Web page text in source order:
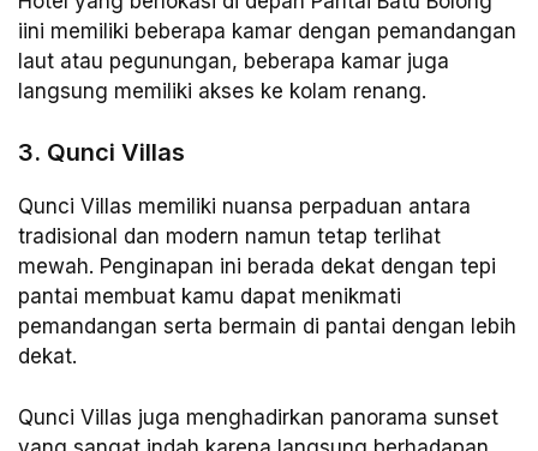
iini memiliki beberapa kamar dengan pemandangan
laut atau pegunungan, beberapa kamar juga
langsung memiliki akses ke kolam renang.
3. Qunci Villas
Qunci Villas memiliki nuansa perpaduan antara
tradisional dan modern namun tetap terlihat
mewah. Penginapan ini berada dekat dengan tepi
pantai membuat kamu dapat menikmati
pemandangan serta bermain di pantai dengan lebih
dekat.
Qunci Villas juga menghadirkan panorama sunset